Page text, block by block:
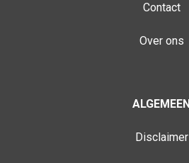
Contact
Over ons
ALGEMEEN
Disclaimer